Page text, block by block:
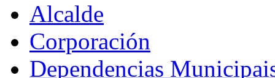
Alcalde
Corporación
Dependencias